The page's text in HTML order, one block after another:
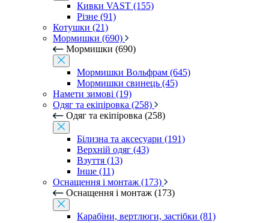
Кивки VAST (155)
Різне (91)
Котушки (21)
Мормишки (690)
Мормишки (690)
Мормишки Вольфрам (645)
Мормишки свинець (45)
Намети зимові (19)
Одяг та екіпіровка (258)
Одяг та екіпіровка (258)
Білизна та аксесуари (191)
Верхній одяг (43)
Взуття (13)
Інше (11)
Оснащення і монтаж (173)
Оснащення і монтаж (173)
Карабіни, вертлюги, застібки (81)